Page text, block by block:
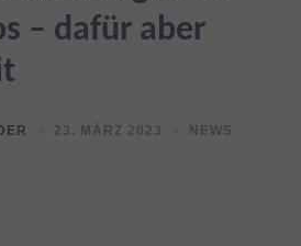
– dafür aber
23. MÄRZ 2023 NEWS